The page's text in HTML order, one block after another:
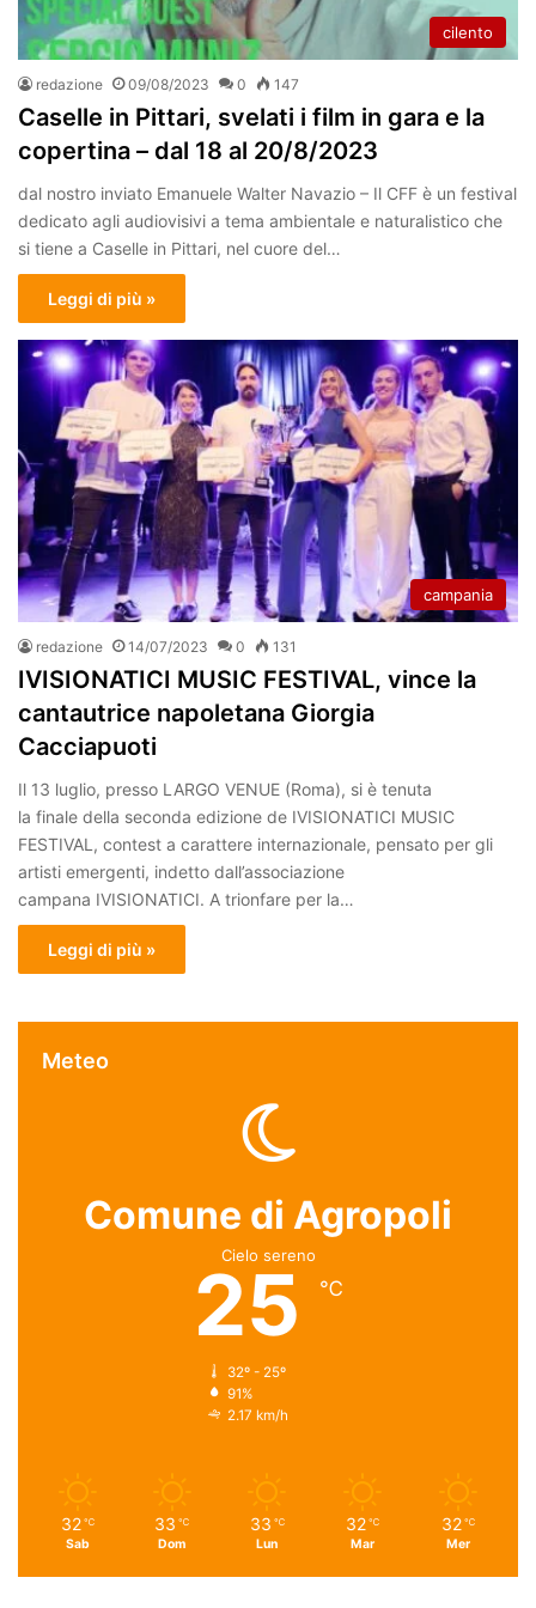
cilento
redazione 09/08/2023 0 147
Caselle in Pittari, svelati i film in gara e la
copertina – dal 18 al 20/8/2023
dal nostro inviato Emanuele Walter Navazio – Il CFF è un festival
dedicato agli audiovisivi a tema ambientale e naturalistico che
si tiene a Caselle in Pittari, nel cuore del…
Leggi di più »
campania
redazione 14/07/2023 0 131
IVISIONATICI MUSIC FESTIVAL, vince la
cantautrice napoletana Giorgia
Cacciapuoti
Il 13 luglio, presso LARGO VENUE (Roma), si è tenuta
la finale della seconda edizione de IVISIONATICI MUSIC
FESTIVAL, contest a carattere internazionale, pensato per gli
artisti emergenti, indetto dall’associazione
campana IVISIONATICI. A trionfare per la…
Leggi di più »
Meteo
Comune di Agropoli
Cielo sereno
25 ℃
32º - 25º
91%
2.17 km/h
32 ℃
Sab
33 ℃
Dom
33 ℃
Lun
32 ℃
Mar
32 ℃
Mer